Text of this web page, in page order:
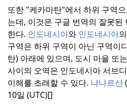
또한 "케카마탄"에서 하위 구역
는데, 이것은 구글 번역의 잘못
한다. 인도네시아와 인도네시아
구역은 하위 구역이 아닌 구역이
탄) 아래에 있으며, 도시 마을 또
사이의 오역은 인도네시아 서브
이해를 초래할 수 있다. 냐나르산(
10일 (UTC)[]